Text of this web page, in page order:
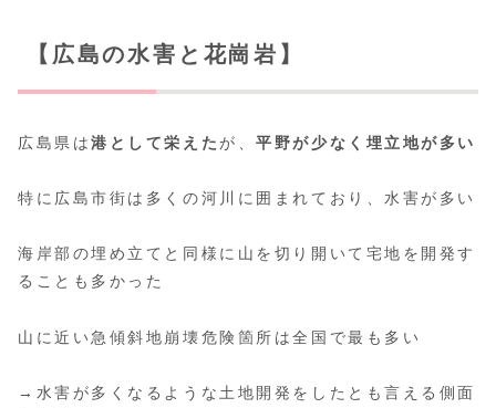
【広島の水害と花崗岩】
広島県は港として栄えた が、平野が少なく埋立地が多い
特に広島市街は多くの河川に囲まれており、水害が多い
海岸部の埋め立てと同様に山を切り開いて宅地を開発す
ることも多かった
山に近い急傾斜地崩壊危険箇所は全国で最も多い
→水害が多くなるような土地開発をしたとも言える側面